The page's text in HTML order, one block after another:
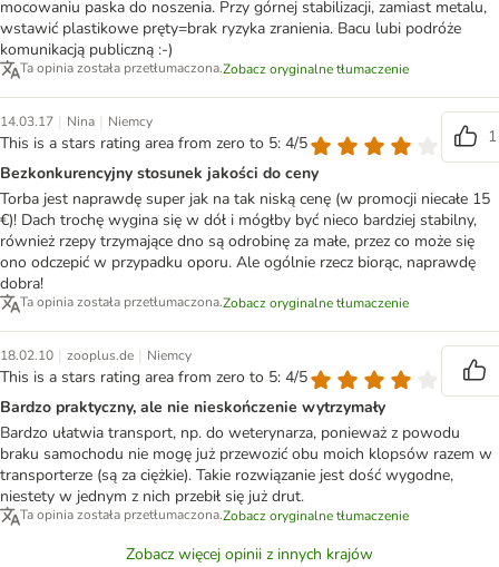
mocowaniu paska do noszenia. Przy górnej stabilizacji, zamiast metalu,
wstawić plastikowe pręty=brak ryzyka zranienia. Bacu lubi podróże
komunikacją publiczną :-)
Ta opinia została przetłumaczona.Zobacz oryginalne tłumaczenie
14.03.17 | Nina | Niemcy
This is a stars rating area from zero to 5: 4/5
1
Bezkonkurencyjny stosunek jakości do ceny
Torba jest naprawdę super jak na tak niską cenę (w promocji niecałe 15
€)! Dach trochę wygina się w dół i mógłby być nieco bardziej stabilny,
również rzepy trzymające dno są odrobinę za małe, przez co może się
ono odczepić w przypadku oporu. Ale ogólnie rzecz biorąc, naprawdę
dobra!
Ta opinia została przetłumaczona.Zobacz oryginalne tłumaczenie
18.02.10 | zooplus.de | Niemcy
This is a stars rating area from zero to 5: 4/5
Bardzo praktyczny, ale nie nieskończenie wytrzymały
Bardzo ułatwia transport, np. do weterynarza, ponieważ z powodu
braku samochodu nie mogę już przewozić obu moich klopsów razem w
transporterze (są za ciężkie). Takie rozwiązanie jest dość wygodne,
niestety w jednym z nich przebił się już drut.
Ta opinia została przetłumaczona.Zobacz oryginalne tłumaczenie
Zobacz więcej opinii z innych krajów